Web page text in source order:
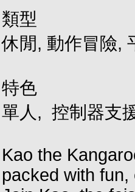
類型
休閒, 動作冒險,
特色
單人, 控制器支
Kao the
packed with